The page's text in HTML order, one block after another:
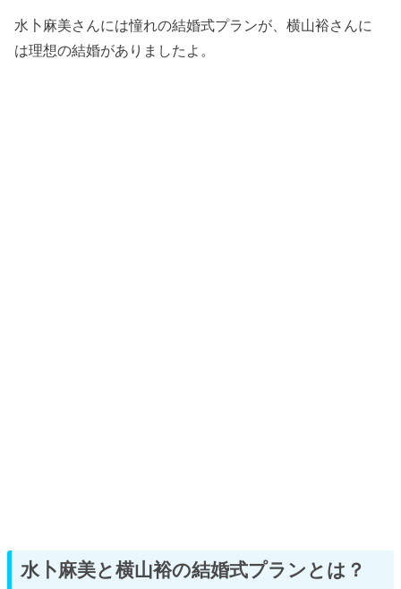
水卜麻美さんには憧れの結婚式プランが、横山裕さんに
は理想の結婚がありましたよ。
水卜麻美と横山裕の結婚式プランとは？